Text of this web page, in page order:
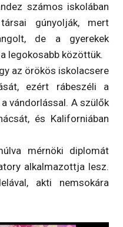
számos iskolában
gúnyolják, mert
de a gyerekek
legokosabb közöttük.
az örökös iskolacsere
ezért rábeszéli a
vándorlással. A szülők
és Kaliforniában
mérnöki diplomát
alkalmazottja lesz.
akti nemsokára